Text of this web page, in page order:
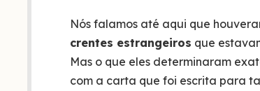
Nós falamos até aqui que
crentes estrangeiros que
Mas o que eles determinaram
com a carta que foi escrita para